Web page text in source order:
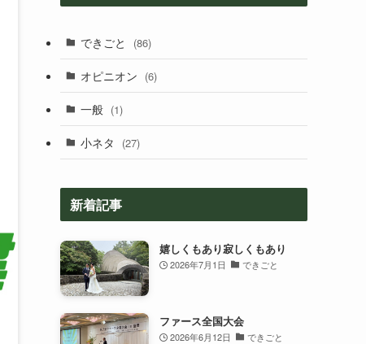
できごと (86)
オピニオン (6)
一般 (1)
小ネタ (27)
新着記事
嬉しくもあり寂しくもあり
2026年7月1日 できごと
ファース全国大会
2026年6月12日 できごと